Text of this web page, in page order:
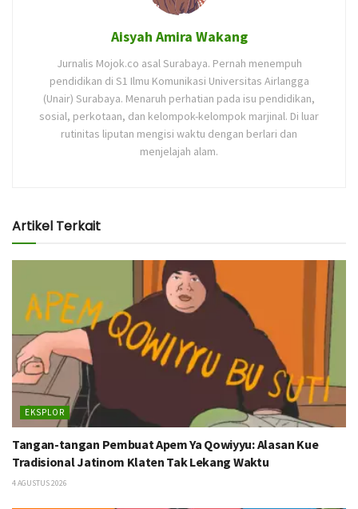
Aisyah Amira Wakang
Jurnalis Mojok.co asal Surabaya. Pernah menempuh
pendidikan di S1 Ilmu Komunikasi Universitas Airlangga
(Unair) Surabaya. Menaruh perhatian pada isu pendidikan,
sosial, perkotaan, dan kelompok-kelompok marjinal. Di luar
rutinitas liputan mengisi waktu dengan berlari dan
menjelajah alam.
Artikel Terkait
EKSPLOR
Tangan-tangan Pembuat Apem Ya Qowiyyu: Alasan Kue
Tradisional Jatinom Klaten Tak Lekang Waktu
4 AGUSTUS 2026